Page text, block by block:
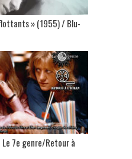
» (1955) / Blu-
7e genre/Retour à